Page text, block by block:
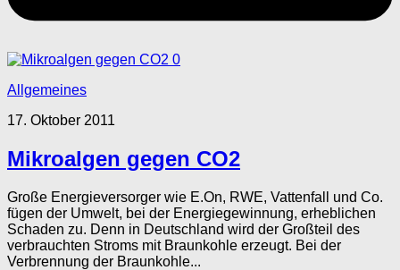
0
Allgemeines
17. Oktober 2011
Mikroalgen gegen CO2
Große Energieversorger wie E.On, RWE, Vattenfall und Co.
fügen der Umwelt, bei der Energiegewinnung, erheblichen
Schaden zu. Denn in Deutschland wird der Großteil des
verbrauchten Stroms mit Braunkohle erzeugt. Bei der
Verbrennung der Braunkohle...